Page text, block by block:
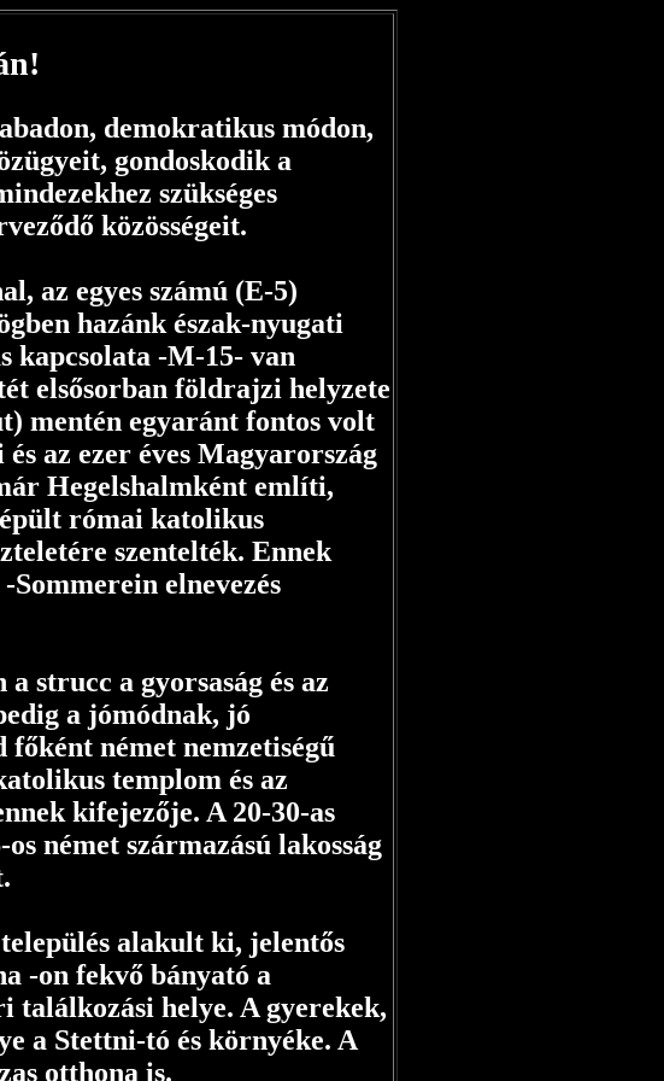
demokratikus módon,
gondoskodik a
szükséges
közösségeit.
az egyes számú (E-5)
hazánk észak-nyugati
kapcsolata -M-15- van
elsősorban földrajzi helyzete
mentén egyaránt fontos volt
az ezer éves Magyarország
Hegelshalmként említi,
római katolikus
szentelték. Ennek
elnevezés
strucc a gyorsaság és az
a jómódnak, jó
főként német nemzetiségű
templom és az
kifejezője. A 20-30-as
német származású lakosság
alakult ki, jelentős
-on fekvő bányató a
találkozási helye. A gyerekek,
a Stettni-tó és környéke. A
otthona is.